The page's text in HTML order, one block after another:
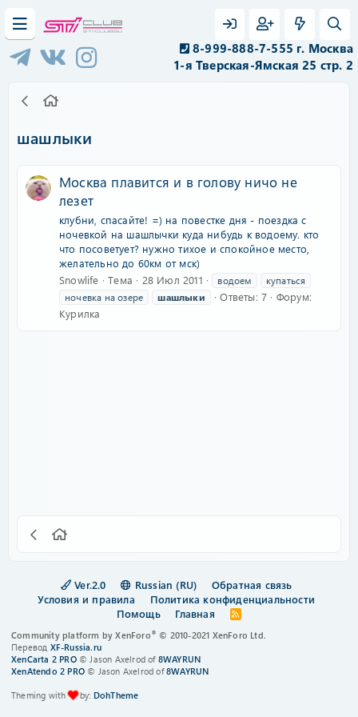
8-999-888-7-555 г. Москва
1-я Тверская-Ямская 25 стр. 2
шашлыки
Москва плавится и в голову ничо не
лезет
клубни, спасайте! =) на повестке дня - поездка с
ночевкой на шашлычки куда нибудь к водоему. кто
что посоветует? нужно тихое и спокойное место,
желательно до 60км от мск)
Snowlife
Тема 28 Июл 2011 водоем
купаться
ночевка на озере
шашлыки Ответы: 7
Форум:
Курилка
Ver.2.0 Russian (RU)
Обратная связь
Условия и правила
Политика конфиденциальности
Помощь
Главная
R
S
Community platform by XenForo® © 2010-2021 XenForo Ltd.
Перевод XF-Russia.ru
XenCarta 2 PRO© Jason Axelrod of 8WAYRUN
XenAtendo 2 PRO © Jason Axelrod of8WAYRUN
Theming with
by: DohTheme